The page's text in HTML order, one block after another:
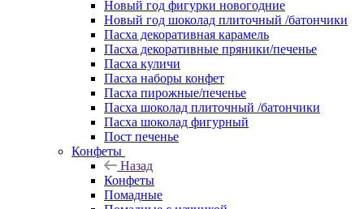
Новый год фигурки новогодние
Новый год шоколад плиточный /батончики
Пасха декоративная карамель
Пасха декоративные пряники/печенье
Пасха куличи
Пасха наборы конфет
Пасха пирожные/печенье
Пасха шоколад плиточный /батончики
Пасха шоколад фигурный
Пост печенье
Конфеты
Назад
Конфеты
Помадные